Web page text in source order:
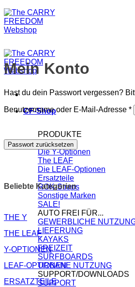
CF-Shop
PRODUKTE
The Y
Die Y-Optionen
The LEAF
Die LEAF-Optionen
Ersatzteile
ROK-Straps
Sonstige Marken
SALE!
AUTO FREI FÜR...
GEWERBLICHE
LIEFERUNG
KAYAKS
FREIZEIT
SURFBOARDS
URBANE NUTZUNG
SUPPORT/DOWNLOADS
SUPPORT
Mein Konto
Hast du dein Passwort vergessen?
Benutzername oder E-Mail-Adresse *
Passwort zurücksetzen
Beliebte Kategorien
THE Y
THE LEAF
Y-OPTIONEN
LEAF-OPTIONEN
ERSATZTEILE